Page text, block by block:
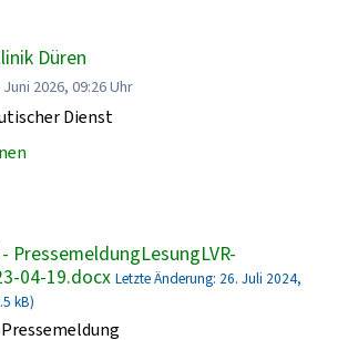
Düren
2026, 09:26 Uhr
Dienst
PressemeldungLesungLVR-
04-19.docx Letzte Änderung: 26. Juli 2024,
kB)